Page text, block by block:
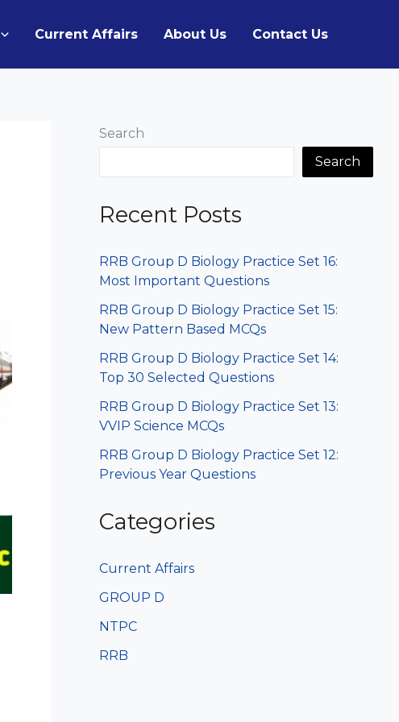
Current Affairs About Us Contact Us
Search
Search
Recent Posts
RRB Group D Biology Practice Set 16:
Most Important Questions
RRB Group D Biology Practice Set 15:
New Pattern Based MCQs
RRB Group D Biology Practice Set 14:
Top 30 Selected Questions
RRB Group D Biology Practice Set 13:
VVIP Science MCQs
RRB Group D Biology Practice Set 12:
Previous Year Questions
Categories
Current Affairs
GROUP D
NTPC
RRB